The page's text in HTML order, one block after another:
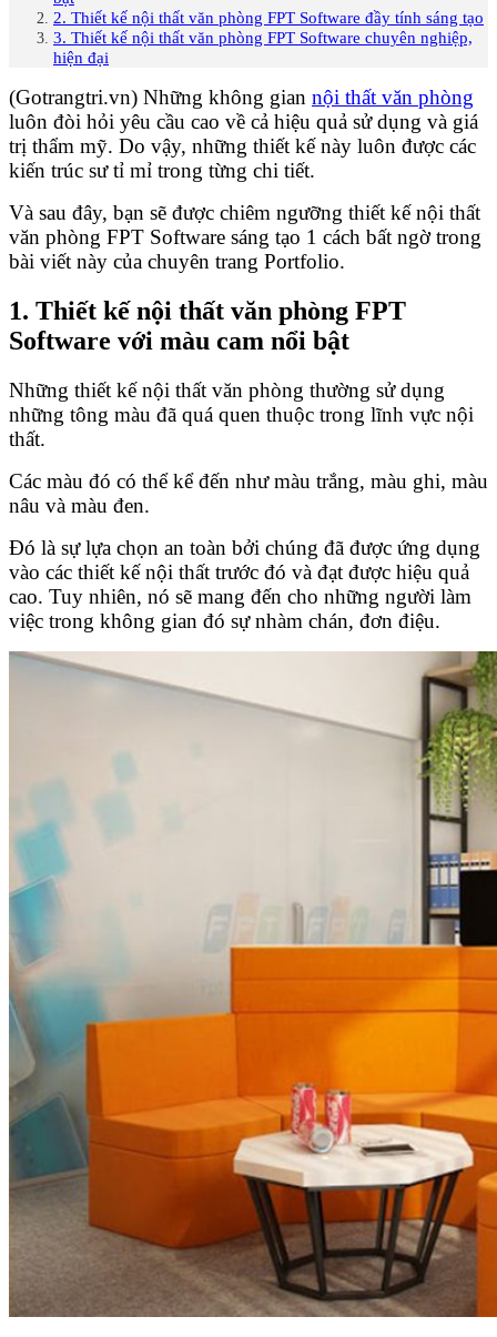
2. Thiết kế nội thất văn phòng FPT Software đầy tính sáng tạo
3. Thiết kế nội thất văn phòng FPT Software chuyên nghiệp,
hiện đại
(Gotrangtri.vn) Những không gian nội thất văn phòng
luôn đòi hỏi yêu cầu cao về cả hiệu quả sử dụng và giá
trị thẩm mỹ. Do vậy, những thiết kế này luôn được các
kiến trúc sư tỉ mỉ trong từng chi tiết.
Và sau đây, bạn sẽ được chiêm ngưỡng thiết kế nội thất
văn phòng FPT Software sáng tạo 1 cách bất ngờ trong
bài viết này của chuyên trang Portfolio.
1. Thiết kế nội thất văn phòng FPT
Software với màu cam nổi bật
Những thiết kế nội thất văn phòng thường sử dụng
những tông màu đã quá quen thuộc trong lĩnh vực nội
thất.
Các màu đó có thể kể đến như màu trắng, màu ghi, màu
nâu và màu đen.
Đó là sự lựa chọn an toàn bởi chúng đã được ứng dụng
vào các thiết kế nội thất trước đó và đạt được hiệu quả
cao. Tuy nhiên, nó sẽ mang đến cho những người làm
việc trong không gian đó sự nhàm chán, đơn điệu.